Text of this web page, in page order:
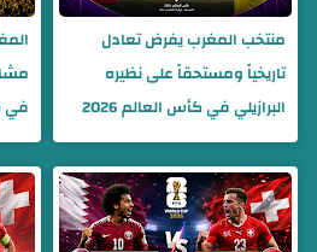
منتخب المغرب يفرض تعادل
تاريخياً ومستحقاً على نظيره
البرازيلي في كأس العالم 2026
في